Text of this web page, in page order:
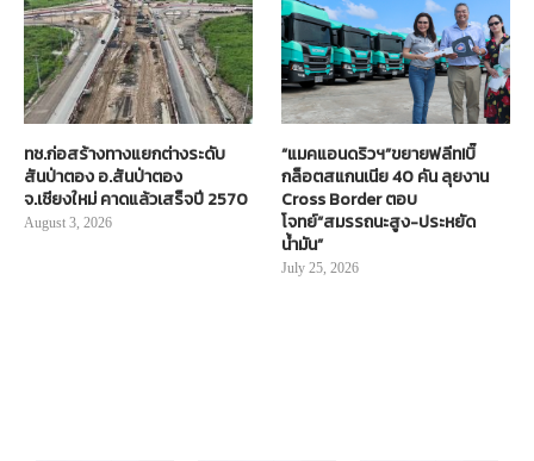
ทช.ก่อสร้างทางแยกต่างระดับ
สันป่าตอง อ.สันป่าตอง
จ.เชียงใหม่ คาดแล้วเสร็จปี 2570
August 3, 2026
“แมคแอนดริวฯ”ขยายฟลีท!บิ๊
กล็อตสแกนเนีย 40 คัน ลุยงาน
Cross Border ตอบ
โจทย์“สมรรถนะสูง-ประหยัด
น้ำมัน”
July 25, 2026